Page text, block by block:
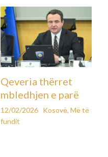
Qeveria thërret
mbledhjen e parë
12/02/2026 Kosovë, Më të
fundit